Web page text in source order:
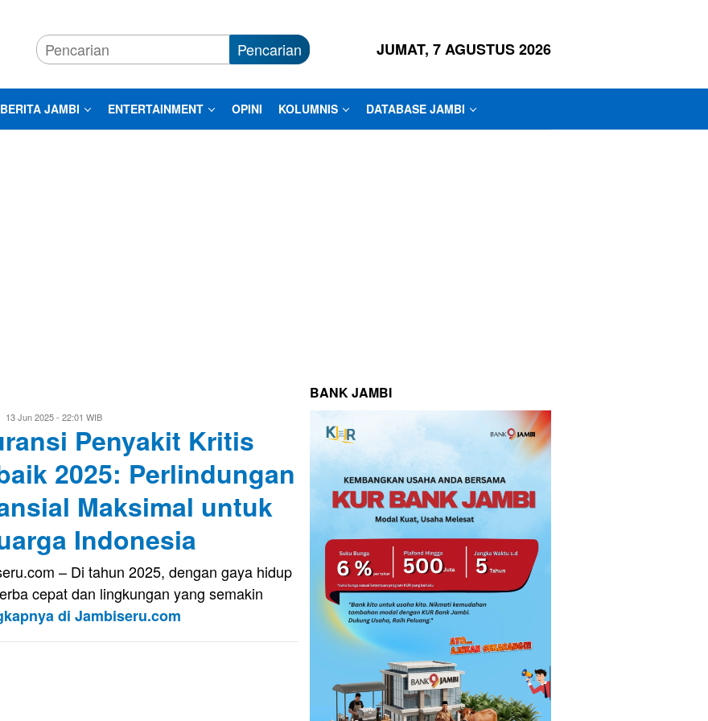
Pencarian JUMAT, 7 AGUSTUS 2026
BERITA JAMBI ENTERTAINMENT OPINI KOLUMNIS DATABASE JAMBI
Evo
13 Jun 2025 - 22:01 WIB
Penyakit Kritis
2025: Perlindungan
Maksimal untuk
Indonesia
– Di tahun 2025, dengan gaya hidup
cepat dan lingkungan yang semakin
di Jambiseru.com
BANK JAMBI